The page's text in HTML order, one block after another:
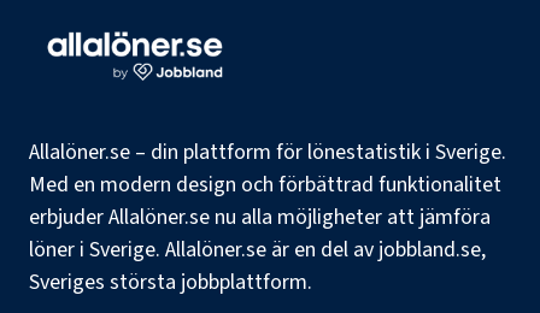
Allalöner.se – din plattform för lönestatistik i Sverige.
Med en modern design och förbättrad funktionalitet
erbjuder Allalöner.se nu alla möjligheter att jämföra
löner i Sverige. Allalöner.se är en del av jobbland.se,
Sveriges största jobbplattform.